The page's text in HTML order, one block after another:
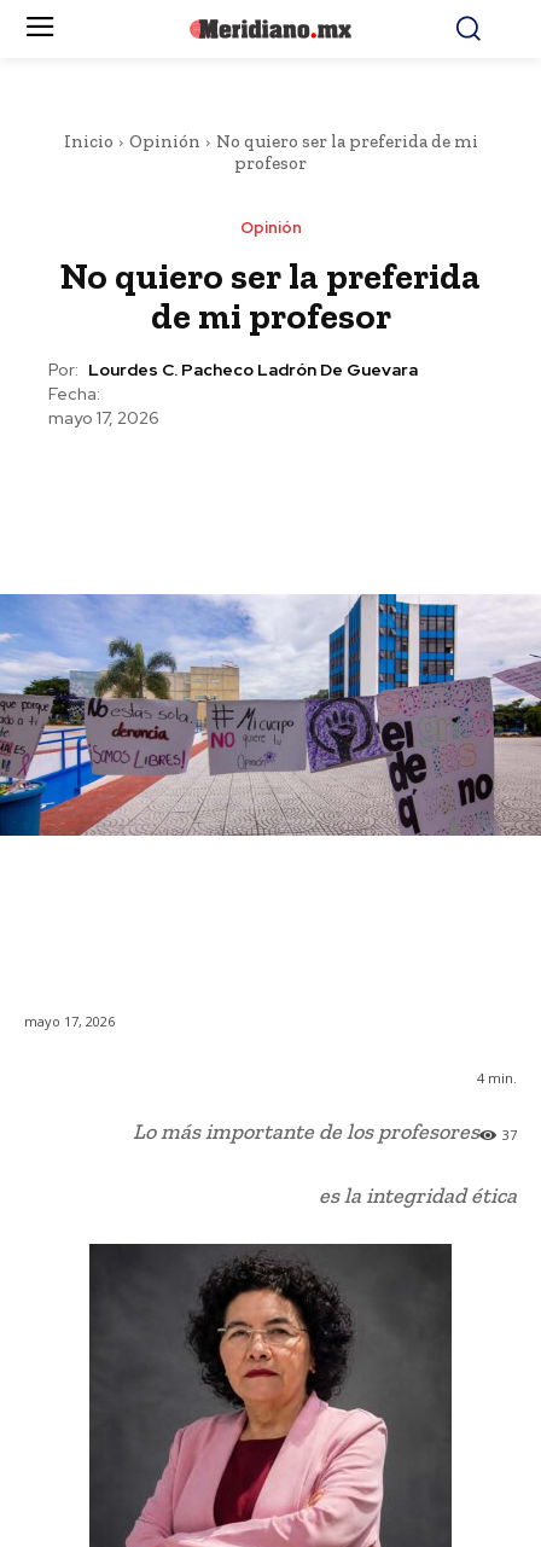
Inicio Opinión
No quiero ser la preferida de mi
profesor
Opinión
No quiero ser la preferida
de mi profesor
Por: Lourdes C. Pacheco Ladrón De Guevara
Fecha:
mayo 17, 2026
mayo 17, 2026
4 min.
37
Lo más importante de los profesores
es la integridad ética